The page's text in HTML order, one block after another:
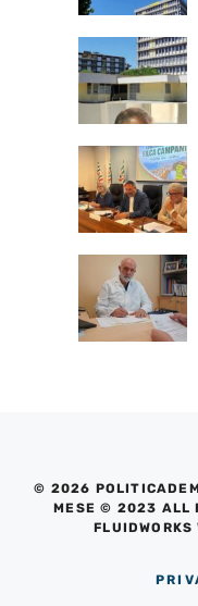
© 2026
MESE © 2023 ALL